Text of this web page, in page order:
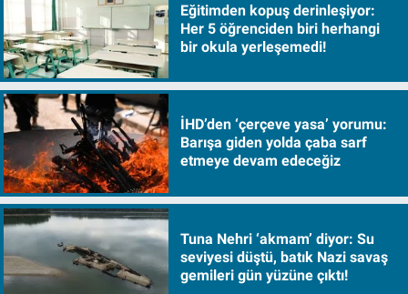
Eğitimden kopuş derinleşiyor:
Her 5 öğrenciden biri herhangi
bir okula yerleşemedi!
İHD’den ‘çerçeve yasa’ yorumu:
Barışa giden yolda çaba sarf
etmeye devam edeceğiz
Tuna Nehri ‘akmam’ diyor: Su
seviyesi düştü, batık Nazi savaş
gemileri gün yüzüne çıktı!